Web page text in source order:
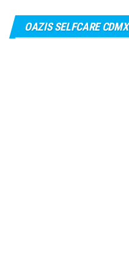
OAZIS SELFCARE CDMX